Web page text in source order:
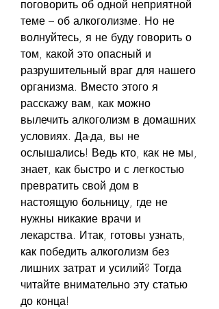
поговорить об одной неприятной
теме – об алкоголизме. Но не
волнуйтесь, я не буду говорить о
том, какой это опасный и
разрушительный враг для нашего
организма. Вместо этого я
расскажу вам, как можно
вылечить алкоголизм в домашних
условиях. Да-да, вы не
ослышались! Ведь кто, как не мы,
знает, как быстро и с легкостью
превратить свой дом в
настоящую больницу, где не
нужны никакие врачи и
лекарства. Итак, готовы узнать,
как победить алкоголизм без
лишних затрат и усилий? Тогда
читайте внимательно эту статью
до конца!